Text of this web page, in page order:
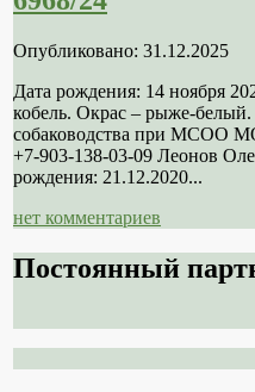
Опубликовано: 31.12.2025
Дата рождения: 14 ноября
кобель. Окрас – рыже-
собаководства при МСОО
+7-903-138-03-09 Леонов
рождения: 21.12.2020...
нет комментариев
Постоянный